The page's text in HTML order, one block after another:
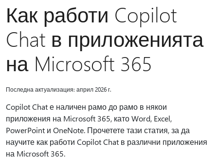
Как работи Copilot
Chat в приложенията
на Microsoft 365
Последна актуализация: април 2026 г.
Copilot Chat е наличен рамо до рамо в някои
приложения на Microsoft 365, като Word, Excel,
PowerPoint и OneNote. Прочетете тази статия, за да
научите как работи Copilot Chat в различни приложения
на Microsoft 365.